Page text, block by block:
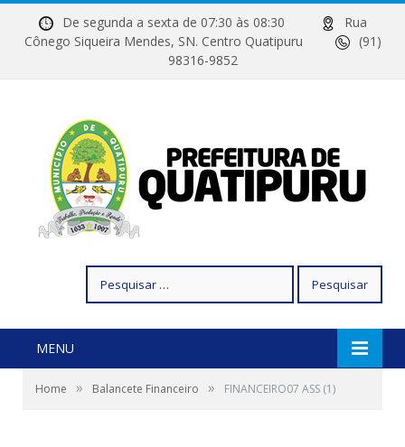
De segunda a sexta de 07:30 às 08:30
Rua
Cônego Siqueira Mendes, SN. Centro Quatipuru
(91)
98316-9852
por:
MENU
Home » Balancete Financeiro » FINANCEIRO07 ASS (1)